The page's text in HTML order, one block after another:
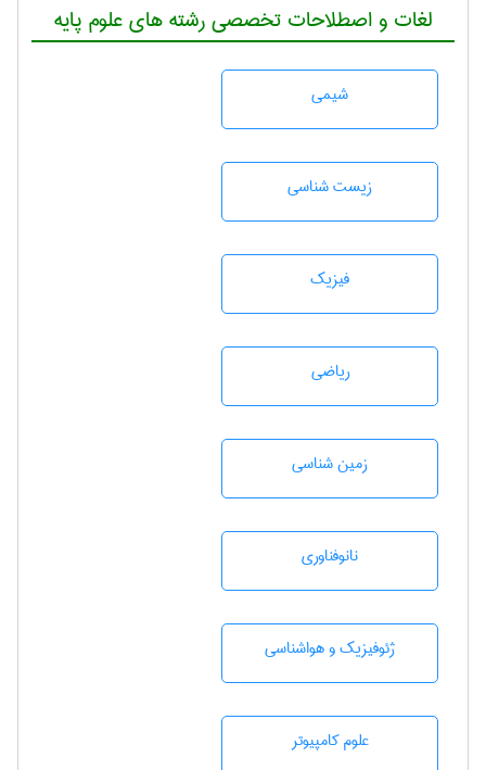
لغات و اصطلاحات تخصصی رشته های علوم پایه
شيمی
زيست شناسی
فیزیک
رياضی
زمين شناسی
نانوفناوری
ژئوفيزيك و هواشناسی
علوم کامپیوتر